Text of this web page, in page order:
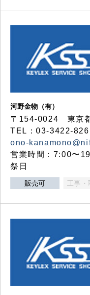
河野金物（有）
〒154-0024 東京
TEL：03-3422-
ono-
営業時間：7:00〜
祭日
販売可 工事・